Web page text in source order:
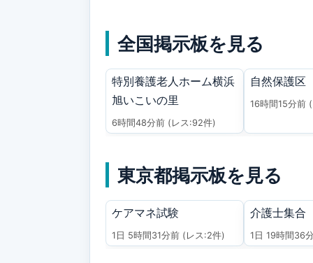
全国掲示板を見る
特別養護老人ホーム横浜
旭いこいの里
6時間48分前 (レス:92件)
自然保護区
16時間15分前
東京都掲示板を見る
ケアマネ試験
1日 5時間31分前 (レス:2件)
介護士集合
1日 19時間36